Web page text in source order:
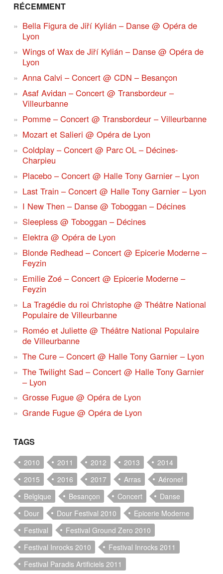
RÉCEMMENT
Bella Figura de Jiří Kylián – Danse @ Opéra de
Lyon
Wings of Wax de Jiří Kylián – Danse @ Opéra de
Lyon
Anna Calvi – Concert @ CDN – Besançon
Asaf Avidan – Concert @ Transbordeur –
Villeurbanne
Pomme – Concert @ Transbordeur – Villeurbanne
Mozart et Salieri @ Opéra de Lyon
Coldplay – Concert @ Parc OL – Décines-
Charpieu
Placebo – Concert @ Halle Tony Garnier – Lyon
Last Train – Concert @ Halle Tony Garnier – Lyon
I New Then – Danse @ Toboggan – Décines
Sleepless @ Toboggan – Décines
Elektra @ Opéra de Lyon
Blonde Redhead – Concert @ Epicerie Moderne –
Feyzin
Emilie Zoé – Concert @ Epicerie Moderne –
Feyzin
La Tragédie du roi Christophe @ Théâtre National
Populaire de Villeurbanne
Roméo et Juliette @ Théâtre National Populaire
de Villeurbanne
The Cure – Concert @ Halle Tony Garnier – Lyon
The Twilight Sad – Concert @ Halle Tony Garnier
– Lyon
Grosse Fugue @ Opéra de Lyon
Grande Fugue @ Opéra de Lyon
TAGS
2010 2011 2012 2013
2014
2015
2016 2017 Arras
Aéronef
Belgique
Besançon Concert
Danse
Dour
Dour Festival 2010
Epicerie Moderne
Festival
Festival Ground Zero 2010
Festival Inrocks 2010
Festival Inrocks 2011
Festival Paradis Artificiels 2011